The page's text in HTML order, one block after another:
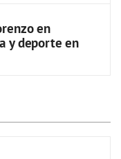
en
y deporte en